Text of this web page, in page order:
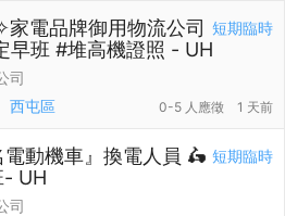
短期臨時
電品牌御用物流公司
早班 #堆高機證照 - UH
司
西屯區 0-5 人應徵 1 天前
短期臨時
動機車』換電人員 🛵
- UH
司